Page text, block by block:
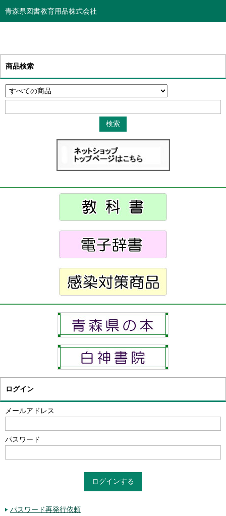
青森県図書教育用品株式会社
商品検索
ログイン
メールアドレス
パスワード
パスワード再発行依頼